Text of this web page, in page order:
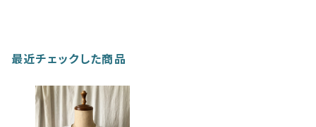
最近チェックした商品